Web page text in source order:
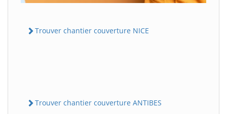
Trouver chantier couverture NICE
Trouver chantier couverture ANTIBES